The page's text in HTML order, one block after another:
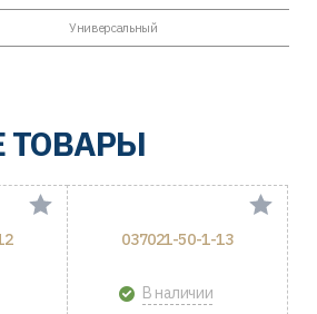
Универсальный
ТОВАРЫ
037021-50-1-13
В наличии